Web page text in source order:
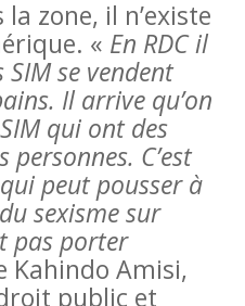
zone, il n’existe
« En RDC il
SIM se vendent
Il arrive qu’on
qui ont des
C’est
peut pousser à
sexisme sur
pas porter
Kahindo Amisi,
public et